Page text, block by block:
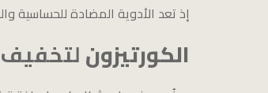
إذ تعد الأدوية المضادة للحساسية
الكورتيزونلتخفيف